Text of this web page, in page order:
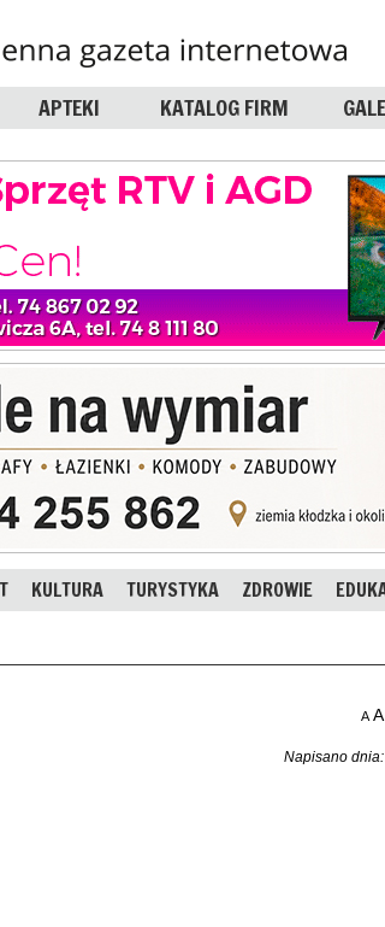
APTEKI KATALOG FIRM
KULTURA TURYSTYKA ZDROWIE
A A
Napisano